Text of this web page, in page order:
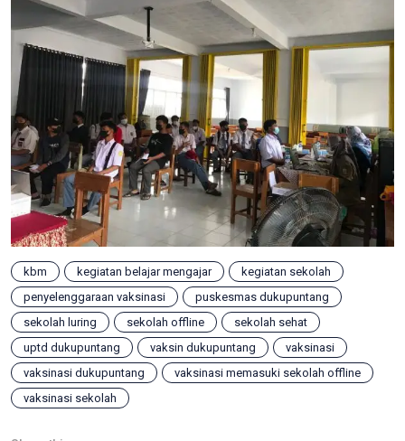
kbm kegiatan belajar mengajar
kegiatan sekolah
penyelenggaraan vaksinasi
puskesmas dukupuntang
sekolah luring
sekolah offline
sekolah sehat
uptd dukupuntang
vaksin dukupuntang
vaksinasi
vaksinasi dukupuntang
vaksinasi memasuki sekolah offline
vaksinasi sekolah